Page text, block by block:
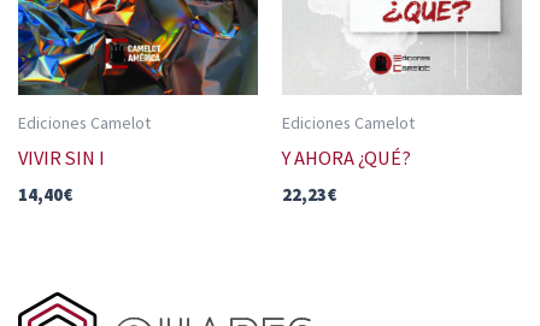
Ediciones Camelot
VIVIR SIN I
14,40€
Ediciones Camelot
Y AHORA ¿QUÉ?
22,23€